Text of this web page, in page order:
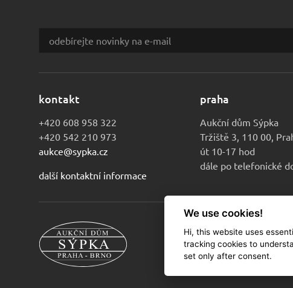
kontakt
+420 608 958 322
+420 542 210 973
aukce@sypka.cz
další kontaktní informace
praha
Aukční dům Sýpka
Tržiště 3, 110 00,
út 10-17 hod
dále po telefonické
© 2010-2026 Aukční
We use cookies!
Hi, this website uses
tracking cookies to
set only after consent.